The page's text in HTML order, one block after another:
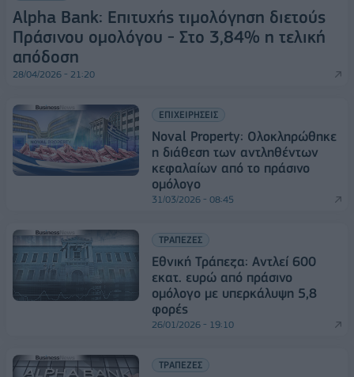
Alpha Bank: Επιτυχής τιμολόγηση διετούς
Πράσινου ομολόγου - Στο 3,84% η τελική
απόδοση
28/04/2026 - 21:20
ΕΠΙΧΕΙΡΗΣΕΙΣ
Noval Property: Ολοκληρώθηκε
η διάθεση των αντληθέντων
κεφαλαίων από το πράσινο
ομόλογο
31/03/2026 - 08:45
ΤΡΑΠΕΖΕΣ
Εθνική Τράπεζα: Αντλεί 600
εκατ. ευρώ από πράσινο
ομόλογο με υπερκάλυψη 5,8
φορές
26/01/2026 - 19:10
ΤΡΑΠΕΖΕΣ